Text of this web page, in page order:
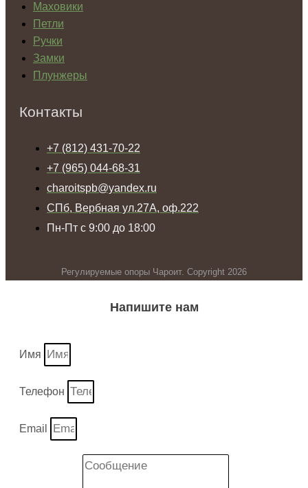
Маховики
Петли
Ручки
Замки
Плунжеры
Контакты
+7 (812) 431-70-22
+7 (965) 044-68-31
charoitspb@yandex.ru
СПб, Вербная ул.27А, оф.222
Пн-Пт с 9:00 до 18:00
Регулируемые опоры Чароит. Copyright 2026
Напишите нам
Имя
Телефон
Email